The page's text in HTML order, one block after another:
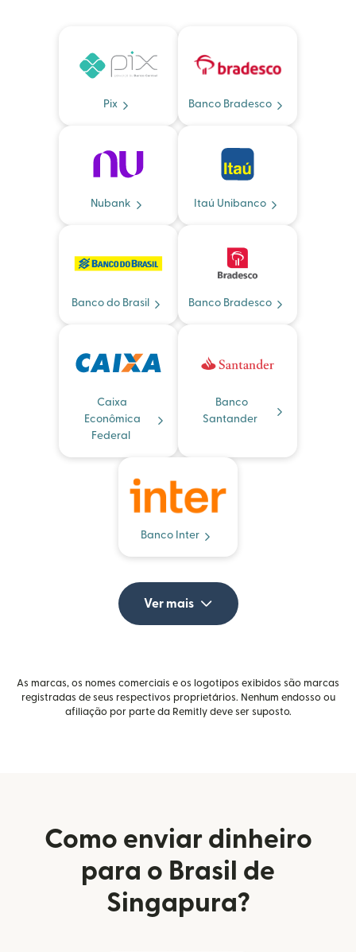
Pix Banco Bradesco
Nubank Itaú Unibanco
Banco do Brasil Banco Bradesco
Caixa
Econômica
Federal
Banco
Santander
Banco Inter
Ver mais
As marcas, os nomes comerciais e os logotipos exibidos são marcas
registradas de seus respectivos proprietários. Nenhum endosso ou
afiliação por parte da Remitly deve ser suposto.
Como enviar dinheiro
para o Brasil de
Singapura?